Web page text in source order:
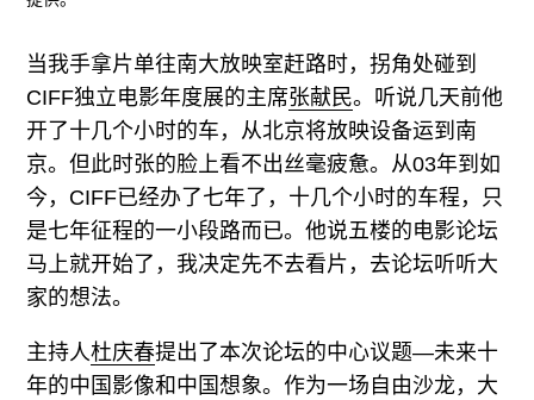
联系我们
关注我们
当我手拿片单往南大放映室赶路时，拐角处碰到
CIFF独立电影年度展的主席张献民。听说几天前他
开了十几个小时的车，从北京将放映设备运到南
京。但此时张的脸上看不出丝毫疲惫。从03年到如
今，CIFF已经办了七年了，十几个小时的车程，只
是七年征程的一小段路而已。他说五楼的电影论坛
马上就开始了，我决定先不去看片，去论坛听听大
家的想法。
主持人杜庆春提出了本次论坛的中心议题—未来十
年的中国影像和中国想象。作为一场自由沙龙，大